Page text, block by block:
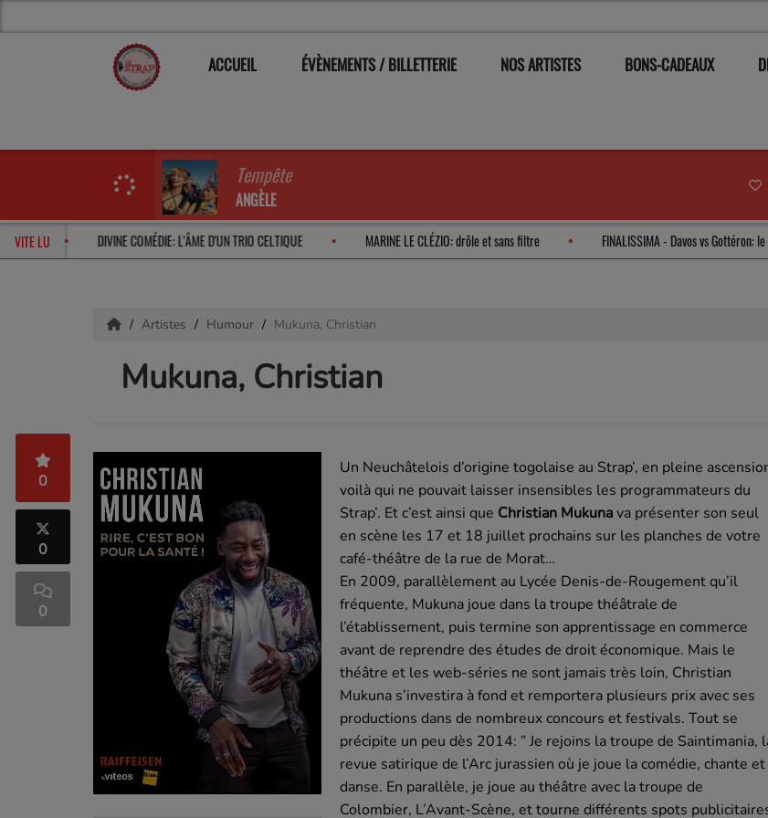
ACCUEIL ÉVÈNEMENTS / BILLETTERIE NOS ARTISTES BONS-CADEAUX
Tempête
ANGÈLE
VITE LU
EN 2026 DIVINE COMÉDIE: L'ÂME D'UN TRIO CELTIQUE MARINE LE CLÉZIO: drôle et sans filtre FINALISSIMA - Davos vs
Artistes Humour Mukuna, Christian
Mukuna, Christian
0
0
0
Un Neuchâtelois d’origine togolaise au Strap’, en pleine
voilà qui ne pouvait laisser insensibles les programmateurs du
Strap’. Et c’est ainsi que Christian Mukunava présenter son seul
en scène les 17 et 18 juillet prochains sur les planches de votre
café-théâtre de la rue de Morat…
En 2009, parallèlement au Lycée Denis-de-Rougement qu’il
fréquente, Mukuna joue dans la troupe théâtrale de
l’établissement, puis termine son apprentissage en commerce
avant de reprendre des études de droit économique. Mais le
théâtre et les web-séries ne sont jamais très loin, Christian
Mukuna s’investira à fond et remportera plusieurs prix avec ses
productions dans de nombreux concours et festivals. Tout se
précipite un peu dès 2014: ” Je rejoins la troupe de Saintimania,
revue satirique de l’Arc jurassien où je joue la comédie, chante et
danse. En parallèle, je joue au théâtre avec la troupe de
Colombier, L’Avant-Scène, et tourne différents spots